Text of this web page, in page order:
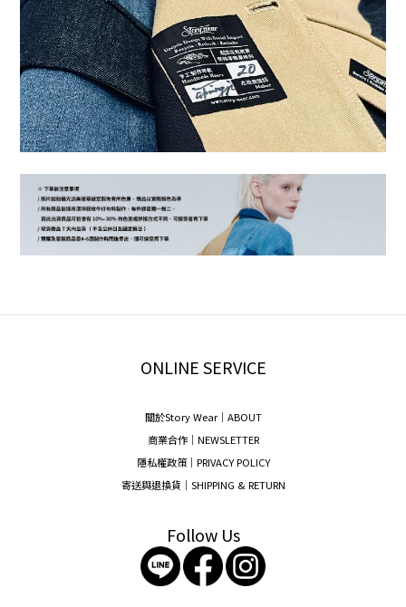
ONLINE SERVICE
關於Story Wear｜ABOUT
商業合作｜NEWSLETTER
隱私權政策｜PRIVACY POLICY
寄送與退換貨｜SHIPPING & RETURN
Follow Us